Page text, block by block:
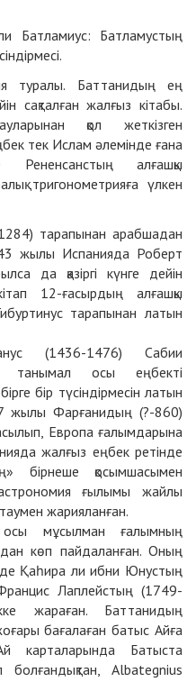
Батламиус: Батламустың
туралы. Баттанидың ең
сақталған жалғыз кітабы.
қол жеткізген
тек Ислам әлемінде ғана
алғашқы
тригонометрияға үлкен
тарапынан арабшадан
жылы Испанияда Роберт
да қазіргі күнге дейін
12-ғасырдың алғашқы
тарапынан латын
(1436-1476) Сабии
танымал осы еңбекті
бір түсіндірмесін латын
жылы Фарғанидың (?-860)
Европа ғалымдарына
жалғыз еңбек ретінде
бірнеше қосымшасымен
ғылымы жайлы
жарияланған.
мұсылман ғалымның
көп пайдаланған. Оның
Қаһира ли ибни Юнустың
Лаплейстың (1749-
жараған. Баттанидың
бағалаған батыс Айға
карталарында Батыста
Albategnius